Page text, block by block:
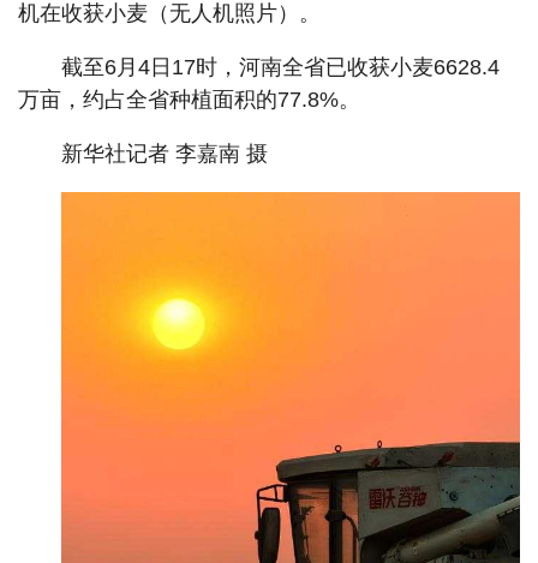
机在收获小麦（无人机照片）。
截至6月4日17时，河南全省已收获小麦6628.4
万亩，约占全省种植面积的77.8%。
新华社记者 李嘉南 摄